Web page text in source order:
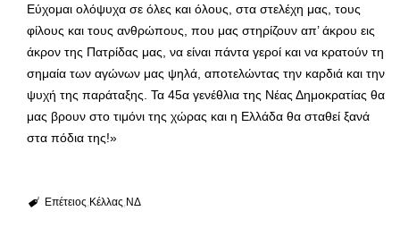
Εύχομαι ολόψυχα σε όλες και όλους, στα στελέχη μας, τους
φίλους και τους ανθρώπους, που μας στηρίζουν απ’ άκρου εις
άκρον της Πατρίδας μας, να είναι πάντα γεροί και να κρατούν τη
σημαία των αγώνων μας ψηλά, αποτελώντας την καρδιά και την
ψυχή της παράταξης. Τα 45α γενέθλια της Νέας Δημοκρατίας θα
μας βρουν στο τιμόνι της χώρας και η Ελλάδα θα σταθεί ξανά
στα πόδια της!»
Επέτειος Κέλλας ΝΔ